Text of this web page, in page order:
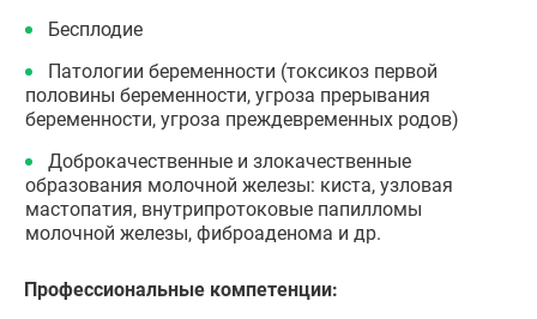
Бесплодие
Патологии беременности (токсикоз первой
половины беременности, угроза прерывания
беременности, угроза преждевременных родов)
Доброкачественные и злокачественные
образования молочной железы: киста, узловая
мастопатия, внутрипротоковые папилломы
молочной железы, фиброаденома и др.
Профессиональные компетенции: